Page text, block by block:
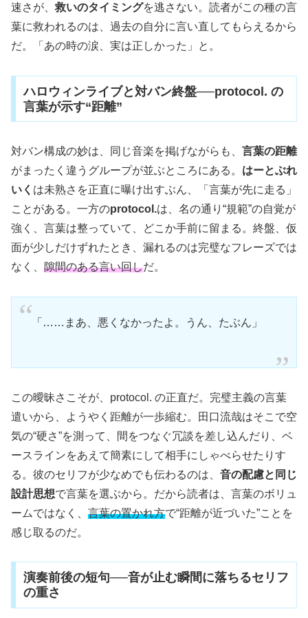
速さが、救いのタイミングを逃さない。読者がこの種の言
葉に救われるのは、過去の自分に言い直してもらえるから
だ。「あの時の涙、実は正しかった」と。
ハロウィンライブと対バン終盤──protocol. の
言葉が示す“距離”
対バン構成の妙は、同じ音楽を掲げながらも、 言葉の距離
がまったく違うグループが並ぶところにある。 はーとぶれ
いく は未熟さを正直に曝け出すぶん、「言葉が先に走る」
ことがある。一方のprotocol.は、名の通り“規範”の自覚が
強く、言葉は整っていて、どこか手前に留まる。終盤、仮
面が少しだけずれたとき、漏れるのは完璧なフレーズでは
なく、 隙間のある言い回しだ。
「……まあ、悪くなかったよ。うん、たぶん」
この曖昧さこそが、protocol. の正直だ。完璧主義の言葉
遣いから、ようやく距離が一歩縮む。田口流哉はそこで空
気の“硬さ”を測って、間をつなぐ冗談を差し込んだり、ベ
ースラインをあえて簡素にして相手にしゃべらせたりす
る。彼のセリフが少なめでも伝わるのは、 音の配慮と同じ
設計思想で言葉を選ぶから。だから読者は、言葉のボリュ
ームではなく、 言葉の置かれ方で“距離が近づいた”ことを
感じ取るのだ。
演奏前後の短句──音が止む瞬間に落ちるセリフ
の重さ